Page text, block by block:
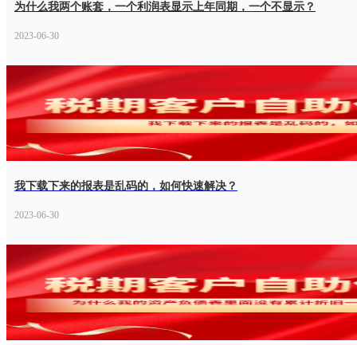
为什么我两个账套，一个利润表显示上年同期，一个不显示？
2023-06-30
我下载下来的报表是乱码的，如何快速解决？
2023-06-30